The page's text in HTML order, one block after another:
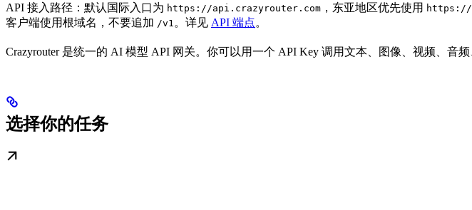
API 接入路径：默认国际入口为 https://api.crazyrouter.com ，东亚地区优先使用 https://
客户端使用根域名，不要追加 /v1 。详见 API 端点。
Crazyrouter 是统一的 AI 模型 API 网关。你可以用一个 API Key 调用文本、图像、视频、音
选择你的任务